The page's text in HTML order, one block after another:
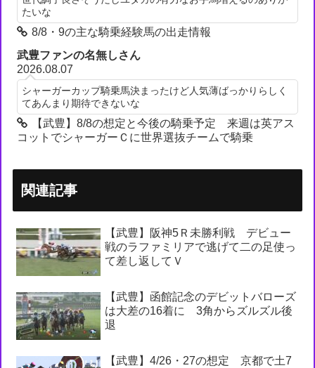
たいな
8/8・9の主な騎乗経験馬の出走情報
武豊ファンの名無しさん
2026.08.07
シャーガーカップ騎乗馬決まったけど人気薄ばっかりらしく
てあんまり期待できないな
【武豊】8/8の想定と今後の騎乗予定 来週は英アス
コットでシャーガーＣに世界選抜チームで騎乗
関連記事
【武豊】阪神5Ｒ未勝利戦 デビュー
戦のラファミリアで逃げて二の足使っ
て差し返してＶ
【武豊】函館記念のデビットバローズ
は大差の16着に 3角からズルズル後
退
【武豊】4/26・27の想定 京都で土7